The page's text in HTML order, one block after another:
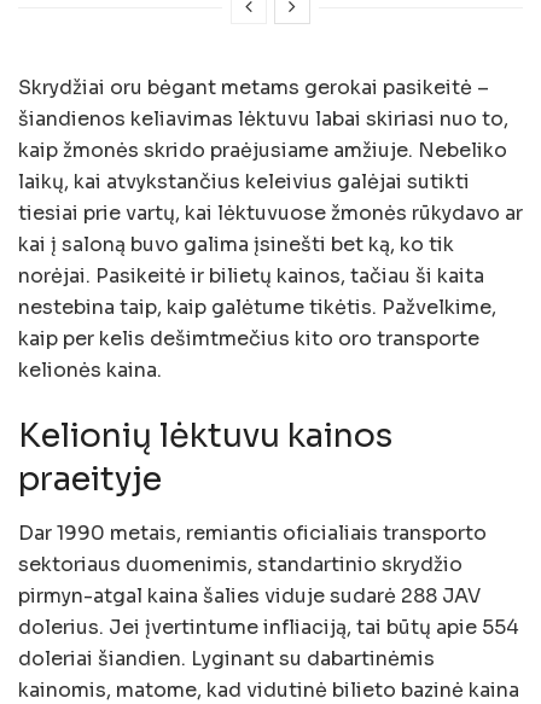
Skrydžiai oru bėgant metams gerokai pasikeitė –
šiandienos keliavimas lėktuvu labai skiriasi nuo to,
kaip žmonės skrido praėjusiame amžiuje. Nebeliko
laikų, kai atvykstančius keleivius galėjai sutikti
tiesiai prie vartų, kai lėktuvuose žmonės rūkydavo ar
kai į saloną buvo galima įsinešti bet ką, ko tik
norėjai. Pasikeitė ir bilietų kainos, tačiau ši kaita
nestebina taip, kaip galėtume tikėtis. Pažvelkime,
kaip per kelis dešimtmečius kito oro transporte
kelionės kaina.
Kelionių lėktuvu kainos
praeityje
Dar 1990 metais, remiantis oficialiais transporto
sektoriaus duomenimis, standartinio skrydžio
pirmyn-atgal kaina šalies viduje sudarė 288 JAV
dolerius. Jei įvertintume infliaciją, tai būtų apie 554
doleriai šiandien. Lyginant su dabartinėmis
kainomis, matome, kad vidutinė bilieto bazinė kaina